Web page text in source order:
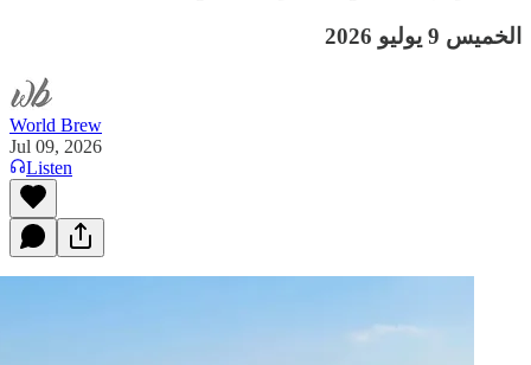
الخميس 9 يوليو 2026
World Brew
Jul 09, 2026
Listen